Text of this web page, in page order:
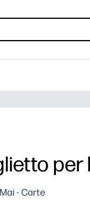
per
- Carte